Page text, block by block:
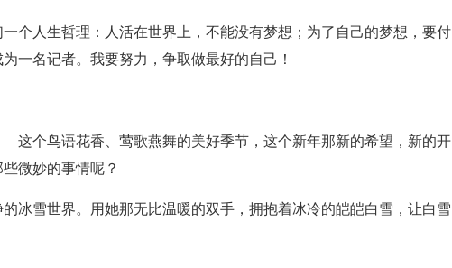
个人生哲理：人活在世界上，不能没有梦想；为了自己的梦想，要付
一名记者。我要努力，争取做最好的自己！
这个鸟语花香、莺歌燕舞的美好季节，这个新年那新的希望，新的开
微妙的事情呢？
冰雪世界。用她那无比温暖的双手，拥抱着冰冷的皑皑白雪，让白雪